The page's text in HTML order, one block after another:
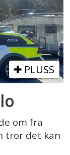
PLUSS
om fra
tror det kan